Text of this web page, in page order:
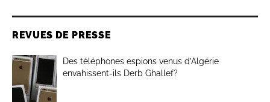
REVUES DE PRESSE
Des téléphones espions venus d’Algérie
envahissent-ils Derb Ghallef?